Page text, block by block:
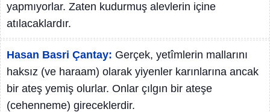
yapmıyorlar. Zaten kudurmuş alevlerin içine
atılacaklardır.
Hasan Basri Çantay: Gerçek, yetîmlerin mallarını
haksız (ve haraam) olarak yiyenler karınlarına ancak
bir ateş yemiş olurlar. Onlar çılgın bir ateşe
(cehenneme) gireceklerdir.